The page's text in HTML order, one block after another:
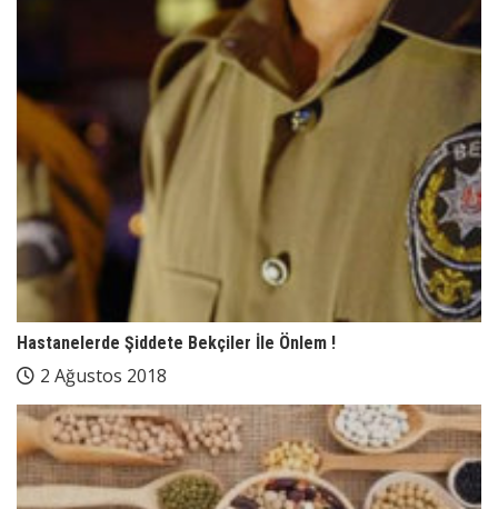
Hastanelerde Şiddete Bekçiler İle Önlem !
2 Ağustos 2018